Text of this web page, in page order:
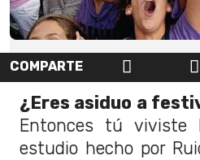
COMPARTE
¿Eres asiduo a
Entonces tú viviste
estudio hecho por